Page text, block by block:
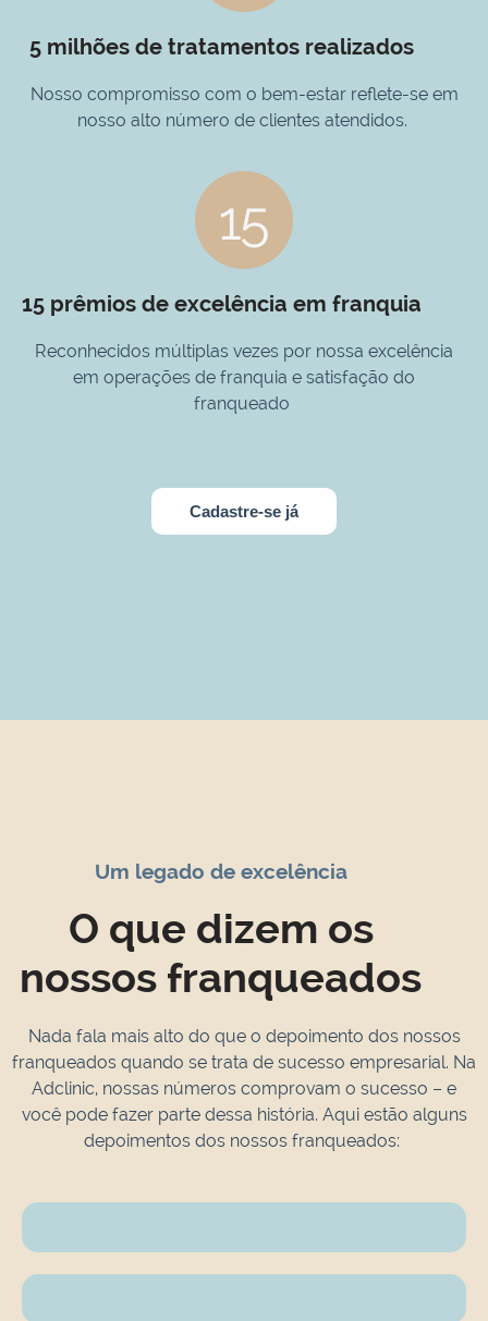
5 milhões de tratamentos realizados
Nosso compromisso com o bem-estar reflete-se em
nosso alto número de clientes atendidos.
15 prêmios de excelência em franquia
Reconhecidos múltiplas vezes por nossa excelência
em operações de franquia e satisfação do
franqueado
Cadastre-se já
Um legado de excelência
O que dizem os
nossos franqueados
Nada fala mais alto do que o depoimento dos nossos
franqueados quando se trata de sucesso empresarial. Na
Adclinic, nossas números comprovam o sucesso – e
você pode fazer parte dessa história. Aqui estão alguns
depoimentos dos nossos franqueados: